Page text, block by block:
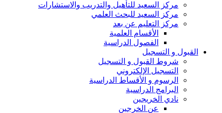
مركز السعيد للتأهيل والتدريب والاستشارات
مركز السعيد للبحث العلمي
مركز التعليم عن بعد
الأقسام العلمية
الفصول الدراسية
القبول و التسجيل
شروط القبول و التسجيل
التسجيل الإلكتروني
الرسوم و الأقساط الدراسية
البرامج الدراسية
نادي الخريجين
عن الخرجين